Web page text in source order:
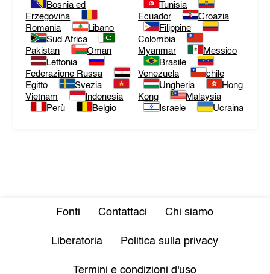
Bosnia ed
Erzegovina
Romania
Libano
Sud Africa
Pakistan
Oman
Lettonia
Federazione Russa
Egitto
Svezia
Vietnam
Indonesia
Perù
Belgio
Tunisia
Ecuador
Croazia
Filippine
Colombia
Myanmar
Messico
Brasile
Venezuela
chile
Ungheria
Hong
Kong
Malaysia
Israele
Ucraina
Fonti Contattaci Chi siamo
Liberatoria Politica sulla privacy
Termini e condizioni d'uso